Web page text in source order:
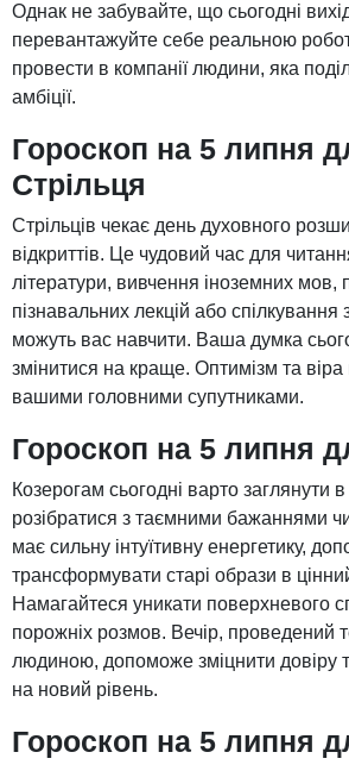
Однак не забувайте, що сьогодні
перевантажуйте себе реальною
провести в компанії людини, яка
амбіції.
Гороскоп на 5 липня
Стрільця
Стрільців чекає день духовного
відкриттів. Це чудовий час для
літератури, вивчення іноземних мов,
пізнавальних лекцій або спілкування
можуть вас навчити. Ваша думка
змінитися на краще. Оптимізм та віра
вашими головними супутниками.
Гороскоп на 5 липня
Козерогам сьогодні варто заглянути
розібратися з таємними бажаннями
має сильну інтуїтивну енергетику,
трансформувати старі образи в
Намагайтеся уникати поверхневого
порожніх розмов. Вечір, проведений
людиною, допоможе зміцнити довіру
на новий рівень.
Гороскоп на 5 липня